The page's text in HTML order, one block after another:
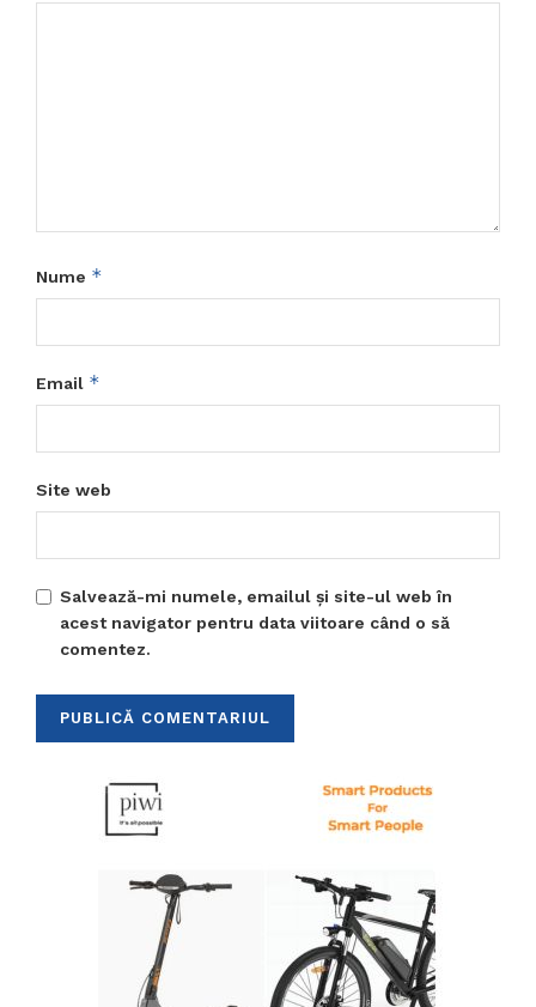
Nume *
Email *
Site web
Salvează-mi numele, emailul și site-ul web în
acest navigator pentru data viitoare când o să
comentez.